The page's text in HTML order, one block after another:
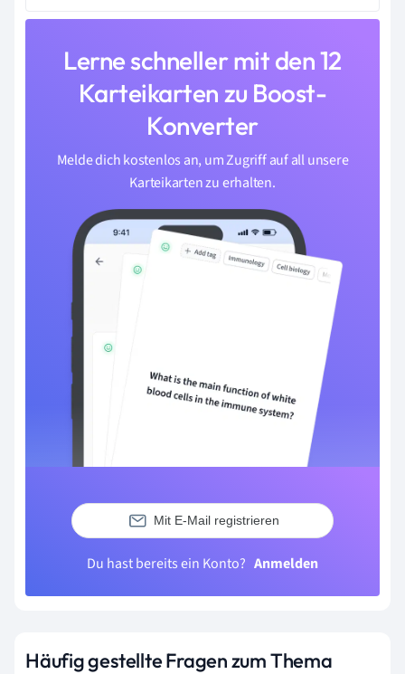
Lerne schneller mit den 12
Karteikarten zu Boost-
Konverter
Melde dich kostenlos an, um Zugriff auf all unsere
Karteikarten zu erhalten.
Mit E-Mail registrieren
Du hast bereits ein Konto? Anmelden
Häufig gestellte Fragen zum Thema